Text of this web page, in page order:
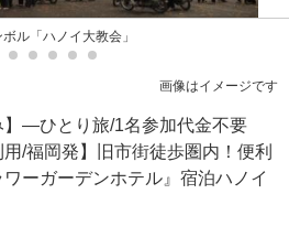
ル「ハノイ大教会」
画像はイメージです
】―ひとり旅/1名参加代金不要
/福岡発】旧市街徒歩圏内！便利
ーガーデンホテル』宿泊ハノイ